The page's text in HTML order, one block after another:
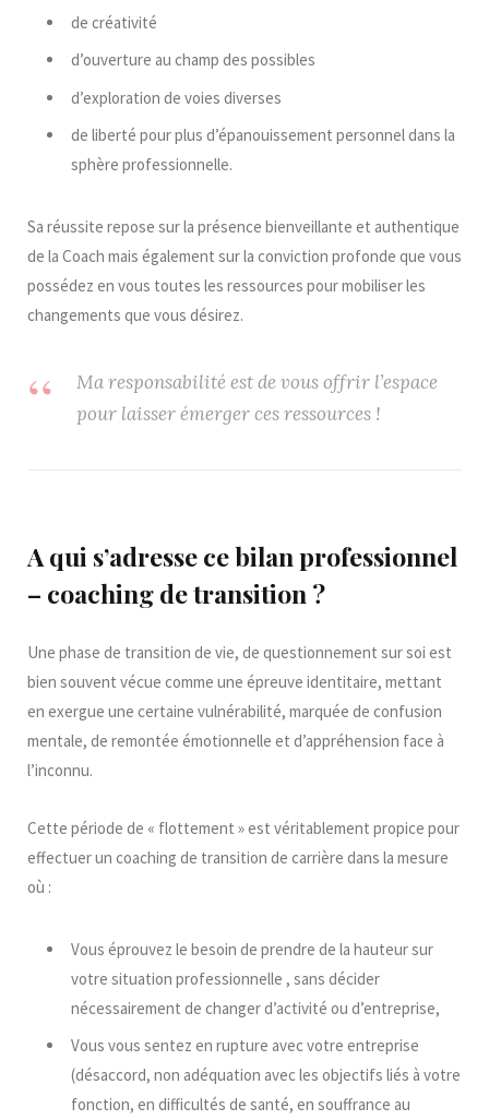
de créativité
d’ouverture au champ des possibles
d’exploration de voies diverses
de liberté pour plus d’épanouissement personnel dans la
sphère professionnelle.
Sa réussite repose sur la présence bienveillante et authentique
de la Coach mais également sur la conviction profonde que vous
possédez en vous toutes les ressources pour mobiliser les
changements que vous désirez.
Ma responsabilité est de vous offrir l’espace
pour laisser émerger ces ressources !
A qui s’adresse ce bilan professionnel
– coaching de transition ?
Une phase de transition de vie, de questionnement sur soi est
bien souvent vécue comme une épreuve identitaire, mettant
en exergue une certaine vulnérabilité, marquée de confusion
mentale, de remontée émotionnelle et d’appréhension face à
l’inconnu.
Cette période de « flottement » est véritablement propice pour
effectuer un coaching de transition de carrière dans la mesure
où :
Vous éprouvez le besoin de prendre de la hauteur sur
votre situation professionnelle , sans décider
nécessairement de changer d’activité ou d’entreprise,
Vous vous sentez en rupture avec votre entreprise
(désaccord, non adéquation avec les objectifs liés à votre
fonction, en difficultés de santé, en souffrance au